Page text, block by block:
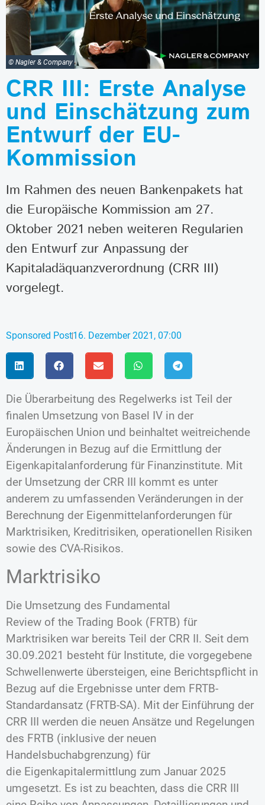
© Nagler & Company
CRR III: Erste Analyse
und Einschätzung zum
Entwurf der EU-
Kommission
Im Rahmen des neuen Bankenpakets hat
die Europäische Kommission am 27.
Oktober 2021 neben weiteren Regularien
den Entwurf zur Anpassung der
Kapitaladäquanzverordnung (CRR III)
vorgelegt.
Sponsored Post16. Dezember 2021, 07:00
Die Überarbeitung des Regelwerks ist Teil der
finalen Umsetzung von Basel IV in der
Europäischen Union und beinhaltet weitreichende
Änderungen in Bezug auf die Ermittlung der
Eigenkapitalanforderung für Finanzinstitute. Mit
der Umsetzung der CRR III kommt es unter
anderem zu umfassenden Veränderungen in der
Berechnung der Eigenmittelanforderungen für
Marktrisiken, Kreditrisiken, operationellen Risiken
sowie des CVA-Risikos.
Marktrisiko
Die Umsetzung des Fundamental
Review of the Trading Book (FRTB) für
Marktrisiken war bereits Teil der CRR II. Seit dem
30.09.2021 besteht für Institute, die vorgegebene
Schwellenwerte übersteigen, eine Berichtspflicht in
Bezug auf die Ergebnisse unter dem FRTB-
Standardansatz (FRTB-SA). Mit der Einführung der
CRR III werden die neuen Ansätze und Regelungen
des FRTB (inklusive der neuen
Handelsbuchabgrenzung) für
die Eigenkapitalermittlung zum Januar 2025
umgesetzt. Es ist zu beachten, dass die CRR III